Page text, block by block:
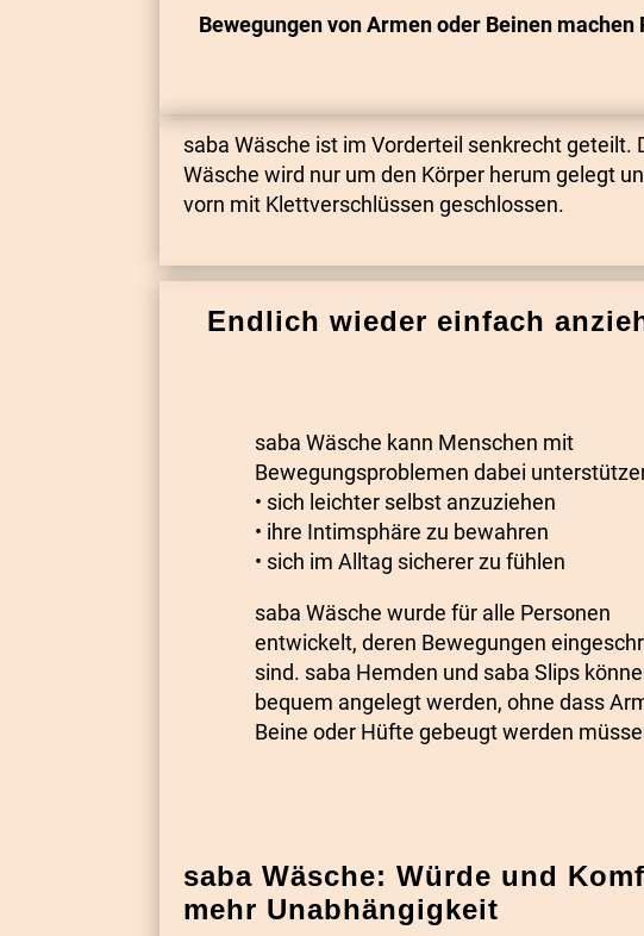
Bewegungen von Armen oder Beinen machen
saba Wäsche ist im Vorderteil senkrecht geteilt.
Wäsche wird nur um den Körper herum gelegt
vorn mit Klettverschlüssen geschlossen.
Endlich wieder einfach
saba Wäsche kann Menschen mit
Bewegungsproblemen dabei
• sich leichter selbst anzuziehen
• ihre Intimsphäre zu bewahren
• sich im Alltag sicherer zu fühlen
saba Wäsche wurde für alle Personen
entwickelt, deren Bewegungen
sind. saba Hemden und saba Slips
bequem angelegt werden, ohne dass
Beine oder Hüfte gebeugt werden
saba Wäsche: Würde und
mehr Unabhängigkeit